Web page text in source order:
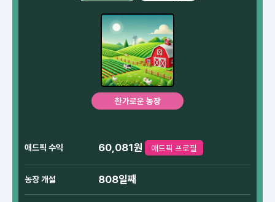
한가로운 농장
애드픽 수익 60,081원 애드픽 프로필
농장 개설 808일째